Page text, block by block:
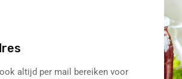
altijd per mail bereiken voor